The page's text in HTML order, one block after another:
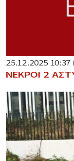
25.12.2025 10:37
ΝΕΚΡΟΙ 2